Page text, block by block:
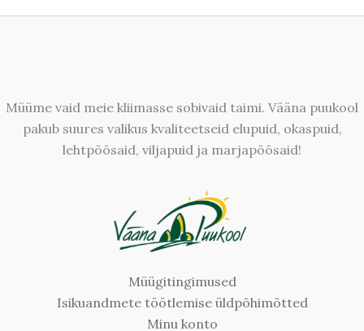
Müüme vaid meie kliimasse sobivaid taimi. Vääna puukool
pakub suures valikus kvaliteetseid elupuid, okaspuid,
lehtpõõsaid, viljapuid ja marjapõõsaid!
Müügitingimused
Isikuandmete töötlemise üldpõhimõtted
Minu konto